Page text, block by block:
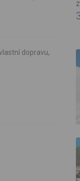
dopravu,